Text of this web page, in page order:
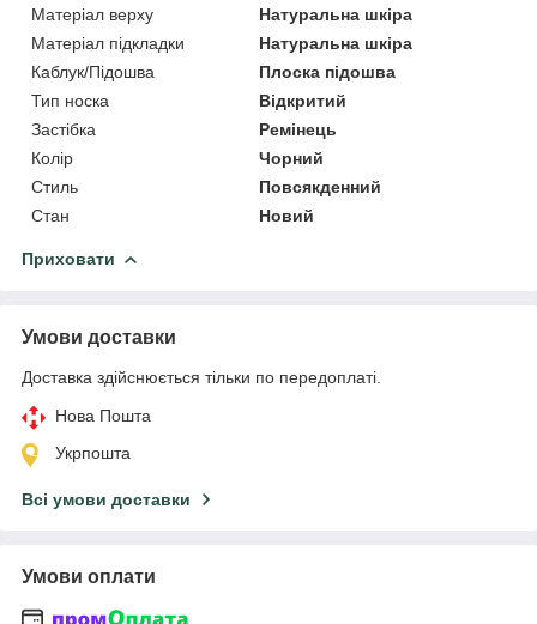
Матеріал верху
Натуральна шкіра
Матеріал підкладки
Натуральна шкіра
Каблук/Підошва
Плоска підошва
Тип носка
Відкритий
Застібка
Ремінець
Колір
Чорний
Стиль
Повсякденний
Стан
Новий
Приховати
Умови доставки
Доставка здійснюється тільки по передоплаті.
Нова Пошта
Укрпошта
Всі умови доставки
Умови оплати